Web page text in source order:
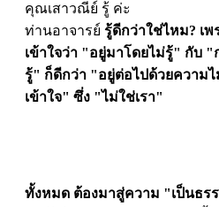
คุณเสาวณีย์ รู้ ค่ะ
ท่านอาจารย์ รู้ดีกว่าใช่ไหม? เ
เข้าใจว่า "อยู่มาโดยไม่รู้" กับ "
รู้" ก็ดีกว่า "อยู่ต่อไปด้วยความ
เข้าใจ" ซึ่ง "ไม่ใช่เรา"
ทั้งหมด ต้องมาสู่ความ "เป็นธร